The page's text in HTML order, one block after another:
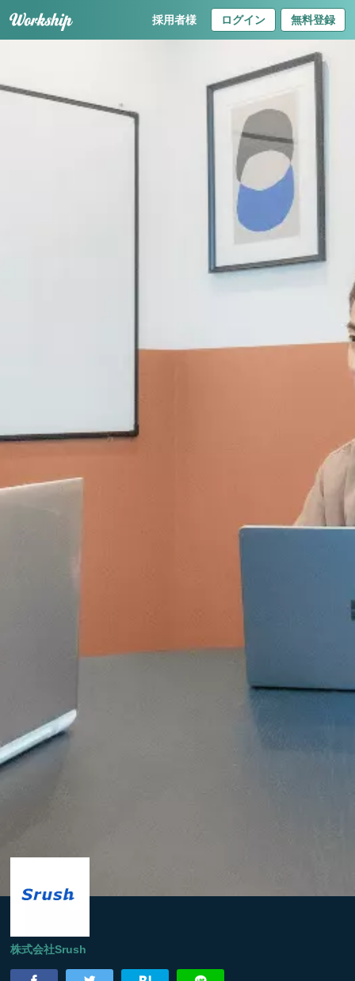
採用者様 ログイン 無料登録
株式会社Srush